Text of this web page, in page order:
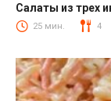
Салаты
Салаты из трех
25 мин. 4